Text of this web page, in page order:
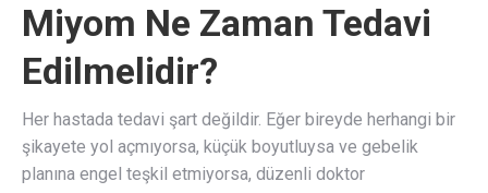
Miyom Ne Zaman Tedavi
Edilmelidir?
Her hastada tedavi şart değildir. Eğer bireyde herhangi bir
şikayete yol açmıyorsa, küçük boyutluysa ve gebelik
planına engel teşkil etmiyorsa, düzenli doktor